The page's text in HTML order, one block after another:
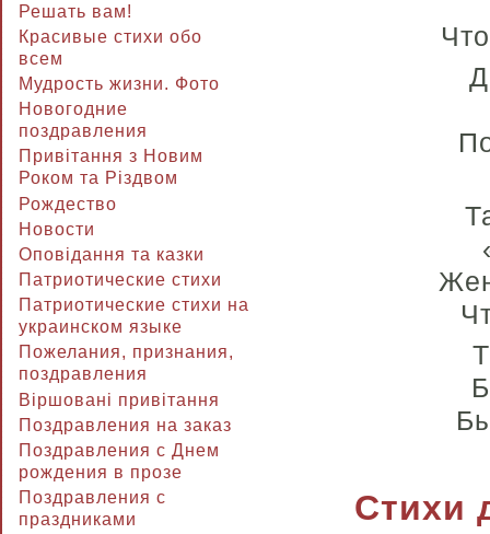
Решать вам!
Красивые стихи обо
всем
Мудрость жизни. Фото
Новогодние
поздравления
Привітання з Новим
Роком та Різдвом
Рождество
Новости
Оповідання та казки
Патриотические стихи
Патриотические стихи на
украинском языке
Пожелания, признания,
поздравления
Віршовані привітання
Поздравления на заказ
Поздравления с Днем
рождения в прозе
Поздравления с
праздниками
Стихи